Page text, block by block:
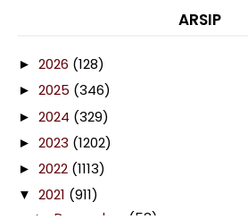
ARSIP
► 2026 (128)
► 2025 (346)
► 2024 (329)
► 2023 (1202)
► 2022 (1113)
▼ 2021 (911)